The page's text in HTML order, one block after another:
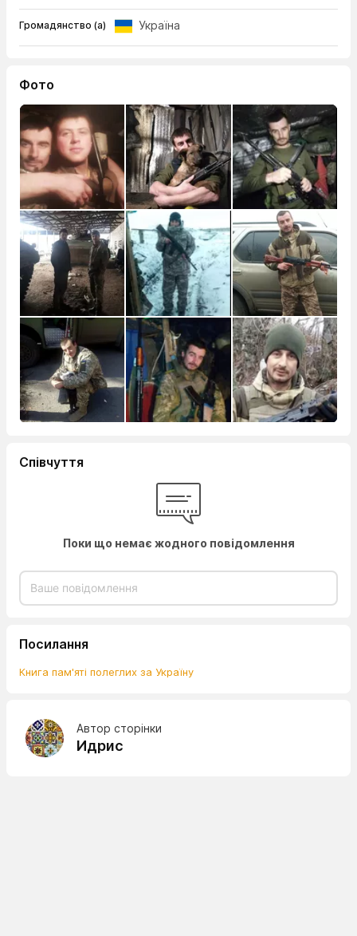
Громадянство (а) Україна
Фото
Співчуття
Поки що немає жодного повідомлення
Посилання
Книга пам'яті полеглих за Україну
Автор сторінки
Идрис